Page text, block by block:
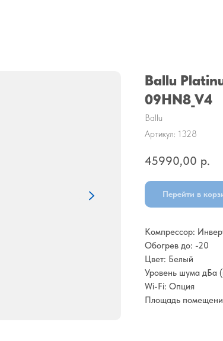
Ballu
09HN8_V4
Ballu
Артикул: 1328
45990,00 р.
Перейти в
Компрессор:
Обогрев до: -20
Цвет: Белый
Уровень шума дБа
Wi-Fi: Опция
Площадь